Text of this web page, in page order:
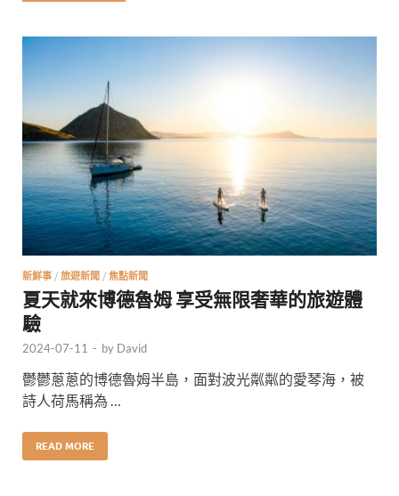
新鮮事 / 旅遊新聞 / 焦點新聞
夏天就來博德魯姆 享受無限奢華的旅遊體
驗
2024-07-11 - by David
鬱鬱蔥蔥的博德魯姆半島，面對波光粼粼的愛琴海，被
詩人荷馬稱為 …
READ MORE